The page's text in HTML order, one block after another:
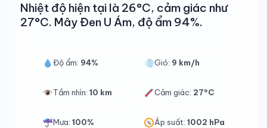
Nhiệt độ hiện tại là 26°C, cảm giác như
27°C. Mây Đen U Ám, độ ẩm 94%.
Độ ẩm: 94% Gió: 9 km/h
Tầm nhìn: 10 km Cảm giác: 27°C
Mưa: 100% Áp suất:1002 hPa